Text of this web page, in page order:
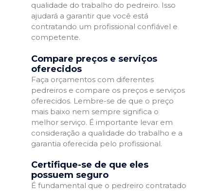
qualidade do trabalho do pedreiro. Isso
ajudará a garantir que você está
contratando um profissional confiável e
competente.
Compare preços e serviços
oferecidos
Faça orçamentos com diferentes
pedreiros e compare os preços e serviços
oferecidos. Lembre-se de que o preço
mais baixo nem sempre significa o
melhor serviço. É importante levar em
consideração a qualidade do trabalho e a
garantia oferecida pelo profissional.
Certifique-se de que eles
possuem seguro
É fundamental que o pedreiro contratado